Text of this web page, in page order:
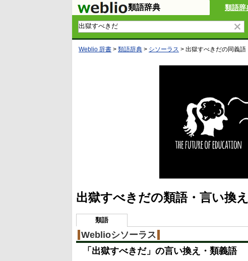
類語辞典 類語辞
Weblio 辞書 > 類語辞典 > シソーラス > 出獄すべきだの同義語
出獄すべきだの類語・言い換
類語
Weblioシソーラス
「 出獄すべきだ」の言い換え・類義語